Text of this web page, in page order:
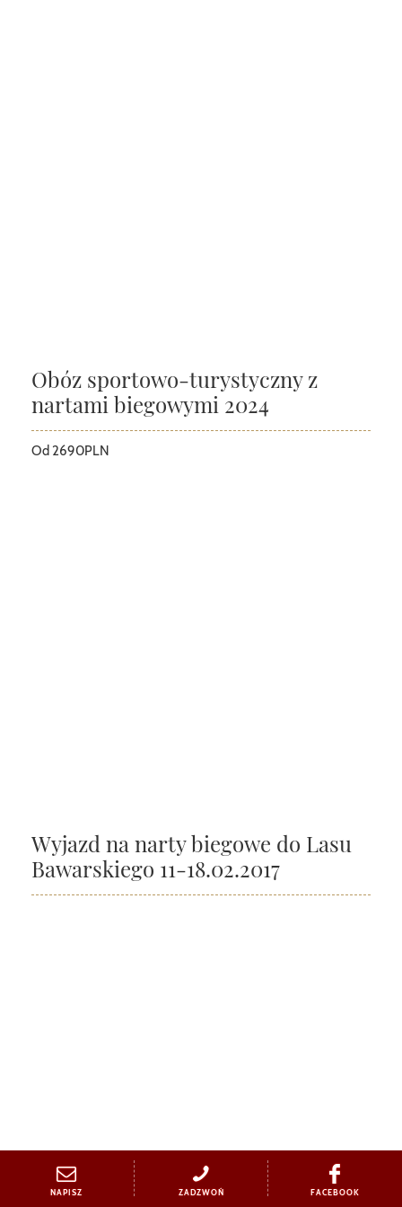
Obóz sportowo-turystyczny z
nartami biegowymi 2024
Od 2690PLN
Wyjazd na narty biegowe do Lasu
Bawarskiego 11-18.02.2017
NAPISZ ZADZWOŃ FACEBOOK